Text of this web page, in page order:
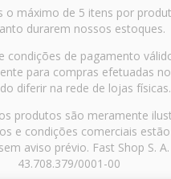
7898303862332
(com instalação credenciada):
(com instalação credenciada): 10
o máximo de 5 itens por
durarem nossos estoques.
condições de pagamento
para compras efetuadas
diferir na rede de lojas físicas.
produtos são meramente
e condições comerciais
aviso prévio. Fast Shop S. A.
43.708.379/0001-00